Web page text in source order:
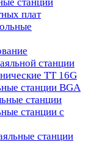
плат
станции
TT 16G
станции BGA
станции
станции с
станции